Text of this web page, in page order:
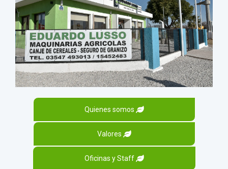
Quienes somos
Valores
Oficinas y Staff